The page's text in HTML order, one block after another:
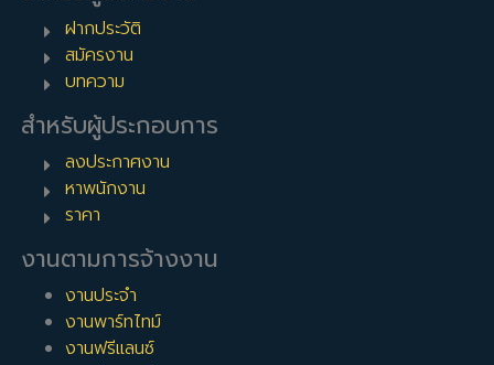
ฝากประวัติ
สมัครงาน
บทความ
สำหรับผู้ประกอบการ
ลงประกาศงาน
หาพนักงาน
ราคา
งานตามการจ้างงาน
งานประจำ
งานพาร์ทไทม์
งานฟรีแลนซ์